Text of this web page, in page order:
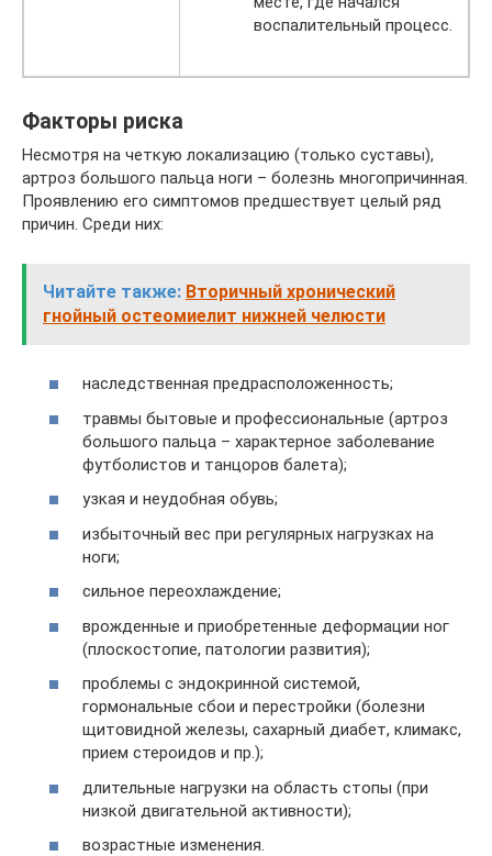
воспалительный процесс.
Факторы риска
Несмотря на четкую локализацию (только суставы),
артроз большого пальца ноги – болезнь многопричинная.
Проявлению его симптомов предшествует целый ряд
причин. Среди них:
Читайте также: Вторичный хронический
гнойный остеомиелит нижней челюсти
наследственная предрасположенность;
травмы бытовые и профессиональные (артроз
большого пальца – характерное заболевание
футболистов и танцоров балета);
узкая и неудобная обувь;
избыточный вес при регулярных нагрузках на
ноги;
сильное переохлаждение;
врожденные и приобретенные деформации ног
(плоскостопие, патологии развития);
проблемы с эндокринной системой,
гормональные сбои и перестройки (болезни
щитовидной железы, сахарный диабет, климакс,
прием стероидов и пр.);
длительные нагрузки на область стопы (при
низкой двигательной активности);
возрастные изменения.